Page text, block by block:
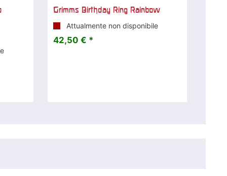
Grimms Birthday Ring Rainbow
Attualmente non disponibile
42,50 € *